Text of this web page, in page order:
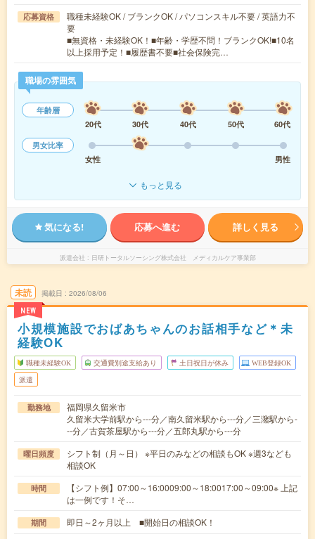
応募資格
職種未経験OK / ブランクOK / パソコンスキル不要 / 英語力不
要
■無資格・未経験OK！■年齢・学歴不問！ブランクOK!■10名
以上採用予定！■履歴書不要■社会保険完…
職場の雰囲気
年齢層
20代
30代 40代 50代
60代
男女比率
女性
男性
もっと見る
気になる! 応募へ進む 詳しく見る
派遣会社 日研トータルソーシング株式会社 メディカルケア事業部
未読
NEW
掲載日 2026/08/06
小規模施設でおばあちゃんのお話相手など＊未
経験OK
職種未経験OK 交通費別途支給あり 土日祝日が休み WEB登録OK
派遣
勤務地
福岡県久留米市
久留米大学前駅から---分／南久留米駅から---分／三潴駅から-
--分／古賀茶屋駅から---分／五郎丸駅から---分
曜日頻度
シフト制（月～日） ※平日のみなどの相談もOK ※週3なども
相談OK
時間
【シフト例】07:00～16:0009:00～18:0017:00～09:00※ 上記
は一例です！そ…
期間 即日～2ヶ月以上 ■開始日の相談OK！